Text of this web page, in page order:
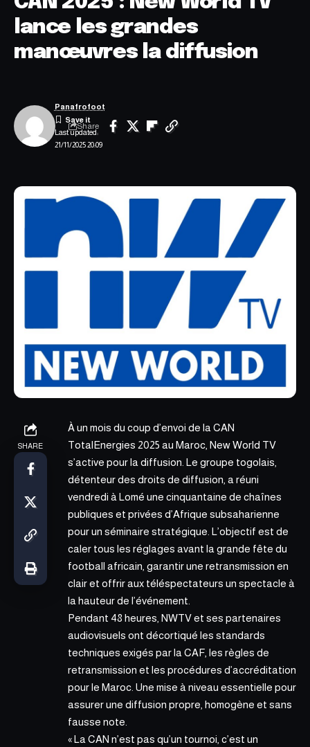
lance les grandes
manœuvres la diffusion
Last updated:
21/11/2025 20:09
Panafrofoot
Share
SHARE
À un mois du coup d’envoi de la CAN
TotalEnergies 2025 au Maroc New World TV
s’active pour la diffusion. Le groupe togolais,
détenteur des droits de diffusion, a réuni
vendredi à Lomé une cinquantaine de chaînes
publiques et privées d’Afrique subsaharienne
pour un séminaire stratégique. L’objectif est de
caler tous les réglages avant la grande fête du
football africain, garantir une retransmission en
clair et offrir aux téléspectateurs un spectacle à
la hauteur de l’événement.
Pendant 48 heures, NWTV et ses partenaires
audiovisuels ont décortiqué les standards
techniques exigés par la CAF, les règles de
retransmission et les procédures d’accréditation
pour le Maroc. Une mise à niveau essentielle pour
assurer une diffusion propre, homogène et sans
fausse note.
« La CAN n’est pas qu’un tournoi, c’est un